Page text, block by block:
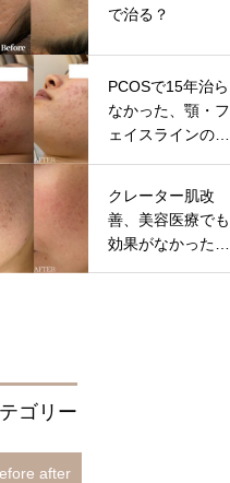
で治る？
PCOSで15年治ら
なかった、顎・フ
ェイスラインのニ
クレーター肌改
善、美容医療でも
効果がなかった方
ゴリー
after